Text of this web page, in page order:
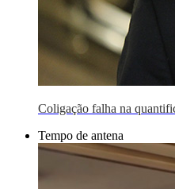
Coligação falha na
Tempo de antena